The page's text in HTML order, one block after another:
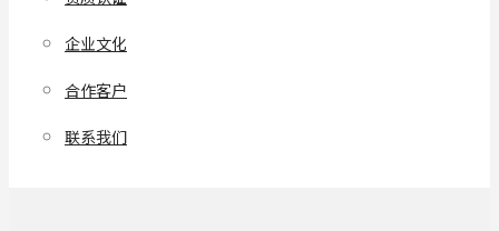
企业文化
合作客户
联系我们